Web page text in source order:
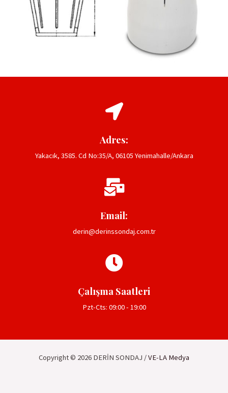
Adres:
Yakacık, 3585. Cd No:35/A, 06105 Yenimahalle/Ankara
Email:
derin@derinssondaj.com.tr
Çalışma Saatleri
Pzt-Cts: 09:00 - 19:00
Copyright © 2026 DERİN SONDAJ /VE-LA Medya